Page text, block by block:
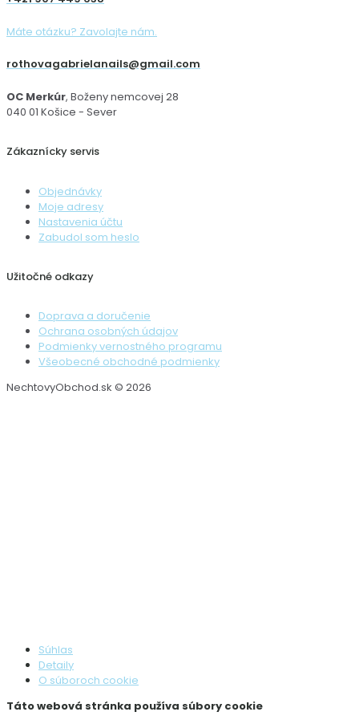
Máte otázku? Zavolajte nám.
rothovagabrielanails@gmail.com
OC Merkúr, Boženy nemcovej 28
040 01 Košice - Sever
Zákaznícky servis
Objednávky
Moje adresy
Nastavenia účtu
Zabudol som heslo
Užitočné odkazy
Doprava a doručenie
Ochrana osobných údajov
Podmienky vernostného programu
Všeobecné obchodné podmienky
NechtovyObchod.sk © 2026
Súhlas
Detaily
O súboroch cookie
Táto webová stránka používa súbory cookie